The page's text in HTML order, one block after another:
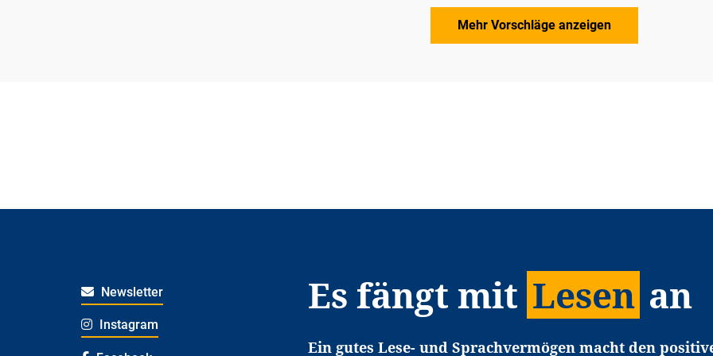
Mehr Vorschläge anzeigen
Newsletter
Instagram
Es fängt mit Lesen an
Ein gutes Lese- und Sprachvermögen macht den